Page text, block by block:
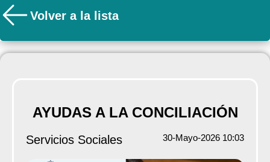
Volver a la lista
AYUDAS A LA CONCILIACIÓN
Servicios Sociales 30-Mayo-2026 10:03